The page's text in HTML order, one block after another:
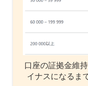
口座の証拠金維
イナスになるま